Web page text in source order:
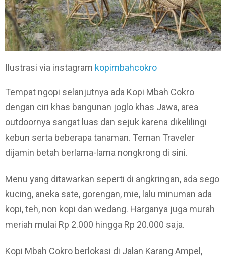
Ilustrasi via instagram kopimbahcokro
Tempat ngopi selanjutnya ada Kopi Mbah Cokro
dengan ciri khas bangunan joglo khas Jawa, area
outdoornya sangat luas dan sejuk karena dikelilingi
kebun serta beberapa tanaman. Teman Traveler
dijamin betah berlama-lama nongkrong di sini.
Menu yang ditawarkan seperti di angkringan, ada sego
kucing, aneka sate, gorengan, mie, lalu minuman ada
kopi, teh, non kopi dan wedang. Harganya juga murah
meriah mulai Rp 2.000 hingga Rp 20.000 saja.
Kopi Mbah Cokro berlokasi di Jalan Karang Ampel,